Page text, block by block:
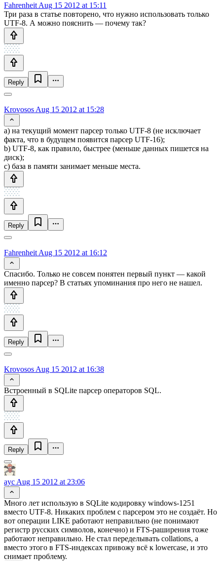
Fahrenheit Aug 15 2012 at 15:11
Три раза в статье повторено, что нужно использовать только
UTF-8. А можно пояснить — почему так?
Reply
Krovosos Aug 15 2012 at 15:28
a) на текущий момент парсер только UTF-8 (не исключает
факта, что в будущем появится парсер UTF-16);
b) UTF-8, как правило, быстрее (меньше данных пишется на
диск);
c) база в памяти занимает меньше места.
Reply
Fahrenheit Aug 15 2012 at 16:12
Спасибо. Только не совсем понятен первый пункт — какой
именно парсер? В статьях упоминания про него не нашел.
Reply
Krovosos Aug 15 2012 at 16:38
Встроенный в SQLite парсер операторов SQL.
Reply
ayc Aug 15 2012 at 23:06
Много лет использую в SQLite кодировку windows-1251
вместо UTF-8. Никаких проблем с парсером это не создаёт. Но
вот операции LIKE работают неправильно (не понимают
регистр русских символов, конечно) и FTS-раширения тоже
работают неправильно. Не стал переделывать collations, а
вместо этого в FTS-индексах привожу всё к lowercase, и это
снимает проблему.